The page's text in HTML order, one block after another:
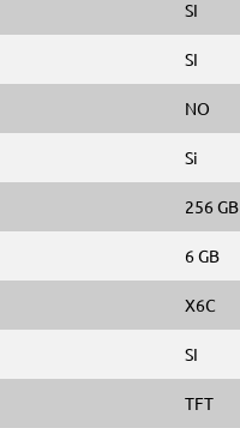
SI
SI
NO
Si
256 GB
6 GB
X6C
SI
TFT